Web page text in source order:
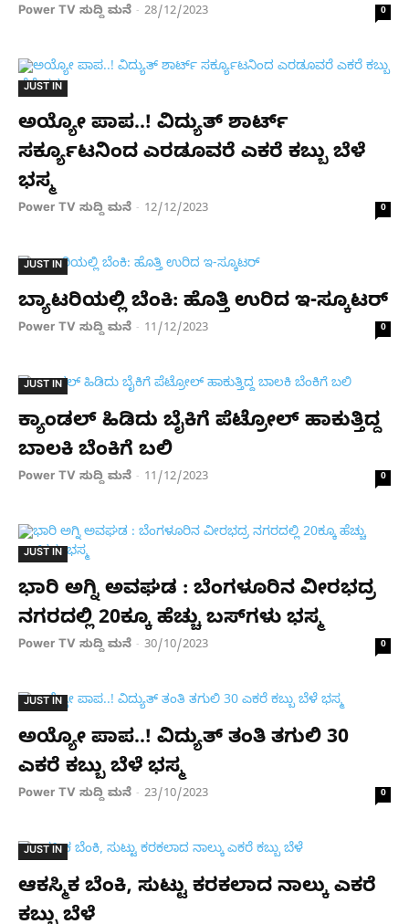
Power TV ಸುದ್ದಿ ಮನೆ - 28/12/2023 0
JUST IN
ಅಯ್ಯೋ ಪಾಪ..! ವಿದ್ಯುತ್ ಶಾರ್ಟ್
ಸರ್ಕ್ಯೂಟನಿಂದ ಎರಡೂವರೆ ಎಕರೆ ಕಬ್ಬು ಬೆಳೆ
ಭಸ್ಮ
Power TV ಸುದ್ದಿ ಮನೆ - 12/12/2023 0
JUST IN
ಬ್ಯಾಟರಿಯಲ್ಲಿ ಬೆಂಕಿ: ಹೊತ್ತಿ ಉರಿದ ಇ-ಸ್ಕೂಟರ್
Power TV ಸುದ್ದಿ ಮನೆ - 11/12/2023 0
JUST IN
ಕ್ಯಾಂಡಲ್‌ ಹಿಡಿದು ಬೈಕಿಗೆ ಪೆಟ್ರೋಲ್ ಹಾಕುತ್ತಿದ್ದ
ಬಾಲಕಿ ಬೆಂಕಿಗೆ ಬಲಿ
Power TV ಸುದ್ದಿ ಮನೆ - 11/12/2023 0
JUST IN
ಭಾರಿ ಅಗ್ನಿ ಅವಘಡ : ಬೆಂಗಳೂರಿನ ವೀರಭದ್ರ
ನಗರದಲ್ಲಿ 20ಕ್ಕೂ ಹೆಚ್ಚು ಬಸ್​ಗಳು ಭಸ್ಮ
Power TV ಸುದ್ದಿ ಮನೆ - 30/10/2023 0
JUST IN
ಅಯ್ಯೋ ಪಾಪ..! ವಿದ್ಯುತ್ ತಂತಿ ತಗುಲಿ 30
ಎಕರೆ ಕಬ್ಬು ಬೆಳೆ ಭಸ್ಮ
Power TV ಸುದ್ದಿ ಮನೆ - 23/10/2023 0
JUST IN
ಆಕಸ್ಮಿಕ ಬೆಂಕಿ, ಸುಟ್ಟು ಕರಕಲಾದ ನಾಲ್ಕು ಎಕರೆ
ಕಬ್ಬು ಬೆಳೆ